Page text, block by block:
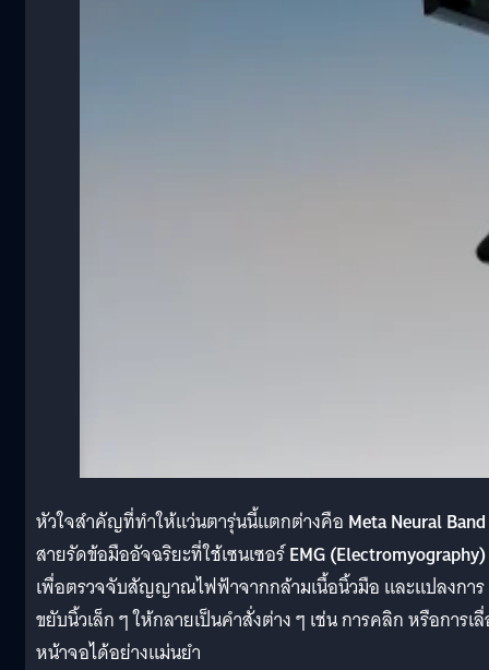
หัวใจสำคัญที่ทำให้แว่นตารุ่นนี้แตกต่างคือ Meta Neural Band
สายรัดข้อมืออัจฉริยะที่ใช้เซนเซอร์EMG (Electromyography)
เพื่อตรวจจับสัญญาณไฟฟ้าจากกล้ามเนื้อนิ้วมือ และแปลงการ
ขยับนิ้วเล็ก ๆ ให้กลายเป็นคำสั่งต่าง ๆ เช่น การคลิก หรือการเ
หน้าจอได้อย่างแม่นยำ